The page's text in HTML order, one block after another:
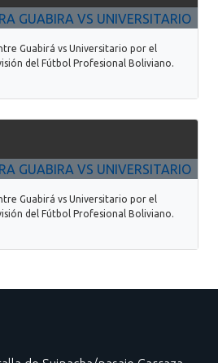
Guabirá vs Universitario por el
del Fútbol Profesional Boliviano.
Guabirá vs Universitario por el
del Fútbol Profesional Boliviano.